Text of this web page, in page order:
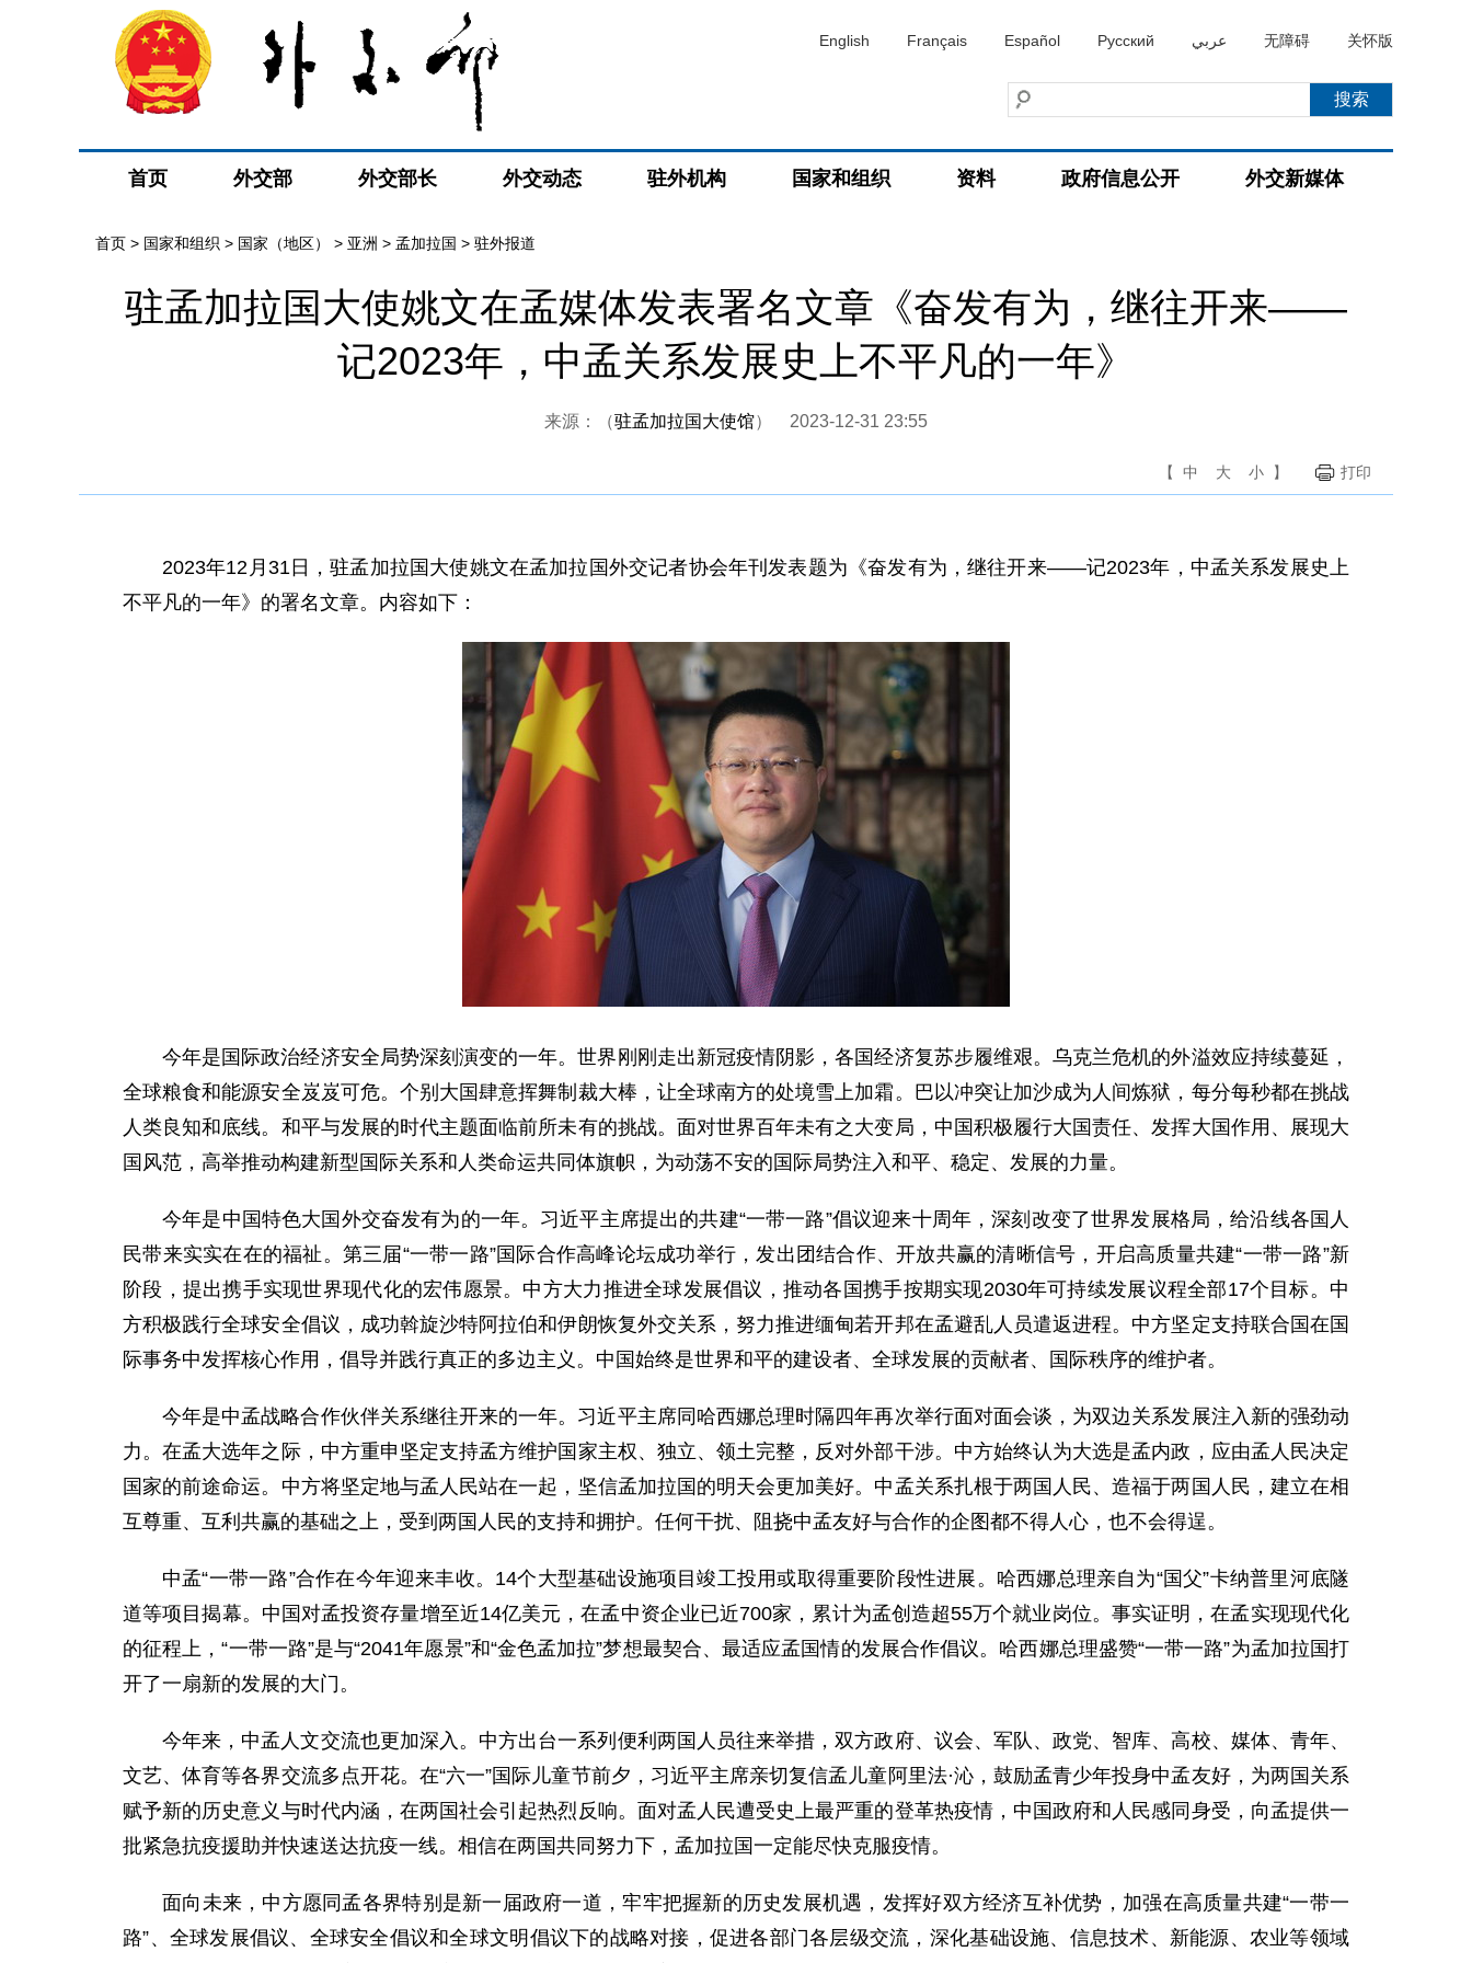
English Français Español Русский عربي 无障碍 关怀版
首页 外交部 外交部长 外交动态 驻外机构 国家和组织 资料 政府信息公开 外交新媒体
首页 > 国家和组织 > 国家（地区） > 亚洲 > 孟加拉国 > 驻外报道
驻孟加拉国大使姚文在孟媒体发表署名文章《奋发有为，继往开来——
记2023年，中孟关系发展史上不平凡的一年》
来源：（驻孟加拉国大使馆） 2023-12-31 23:55
【 中 大 小 】 打印
2023年12月31日，驻孟加拉国大使姚文在孟加拉国外交记者协会年刊发表题为《奋发有为，继往开来——记2023年，中孟关系发展史上
不平凡的一年》的署名文章。内容如下：
今年是国际政治经济安全局势深刻演变的一年。世界刚刚走出新冠疫情阴影，各国经济复苏步履维艰。乌克兰危机的外溢效应持续蔓延，
全球粮食和能源安全岌岌可危。个别大国肆意挥舞制裁大棒，让全球南方的处境雪上加霜。巴以冲突让加沙成为人间炼狱，每分每秒都在挑战
人类良知和底线。和平与发展的时代主题面临前所未有的挑战。面对世界百年未有之大变局，中国积极履行大国责任、发挥大国作用、展现大
国风范，高举推动构建新型国际关系和人类命运共同体旗帜，为动荡不安的国际局势注入和平、稳定、发展的力量。
今年是中国特色大国外交奋发有为的一年。习近平主席提出的共建“一带一路”倡议迎来十周年，深刻改变了世界发展格局，给沿线各国人
民带来实实在在的福祉。第三届“一带一路”国际合作高峰论坛成功举行，发出团结合作、开放共赢的清晰信号，开启高质量共建“一带一路”新
阶段，提出携手实现世界现代化的宏伟愿景。中方大力推进全球发展倡议，推动各国携手按期实现2030年可持续发展议程全部17个目标。中
方积极践行全球安全倡议，成功斡旋沙特阿拉伯和伊朗恢复外交关系，努力推进缅甸若开邦在孟避乱人员遣返进程。中方坚定支持联合国在国
际事务中发挥核心作用，倡导并践行真正的多边主义。中国始终是世界和平的建设者、全球发展的贡献者、国际秩序的维护者。
今年是中孟战略合作伙伴关系继往开来的一年。习近平主席同哈西娜总理时隔四年再次举行面对面会谈，为双边关系发展注入新的强劲动
力。在孟大选年之际，中方重申坚定支持孟方维护国家主权、独立、领土完整，反对外部干涉。中方始终认为大选是孟内政，应由孟人民决定
国家的前途命运。中方将坚定地与孟人民站在一起，坚信孟加拉国的明天会更加美好。中孟关系扎根于两国人民、造福于两国人民，建立在相
互尊重、互利共赢的基础之上，受到两国人民的支持和拥护。任何干扰、阻挠中孟友好与合作的企图都不得人心，也不会得逞。
中孟“一带一路”合作在今年迎来丰收。14个大型基础设施项目竣工投用或取得重要阶段性进展。哈西娜总理亲自为“国父”卡纳普里河底隧
道等项目揭幕。中国对孟投资存量增至近14亿美元，在孟中资企业已近700家，累计为孟创造超55万个就业岗位。事实证明，在孟实现现代化
的征程上，“一带一路”是与“2041年愿景”和“金色孟加拉”梦想最契合、最适应孟国情的发展合作倡议。哈西娜总理盛赞“一带一路”为孟加拉国打
开了一扇新的发展的大门。
今年来，中孟人文交流也更加深入。中方出台一系列便利两国人员往来举措，双方政府、议会、军队、政党、智库、高校、媒体、青年、
文艺、体育等各界交流多点开花。在“六一”国际儿童节前夕，习近平主席亲切复信孟儿童阿里法·沁，鼓励孟青少年投身中孟友好，为两国关系
赋予新的历史意义与时代内涵，在两国社会引起热烈反响。面对孟人民遭受史上最严重的登革热疫情，中国政府和人民感同身受，向孟提供一
批紧急抗疫援助并快速送达抗疫一线。相信在两国共同努力下，孟加拉国一定能尽快克服疫情。
面向未来，中方愿同孟各界特别是新一届政府一道，牢牢把握新的历史发展机遇，发挥好双方经济互补优势，加强在高质量共建“一带一
路”、全球发展倡议、全球安全倡议和全球文明倡议下的战略对接，促进各部门各层级交流，深化基础设施、信息技术、新能源、农业等领域